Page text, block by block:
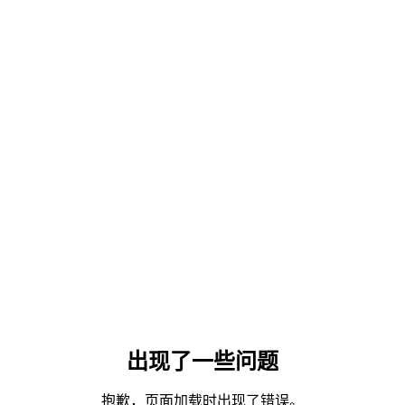
出现了一些问题
抱歉，页面加载时出现了错误。